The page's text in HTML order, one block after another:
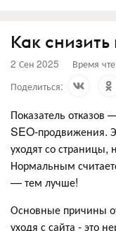
Как снизить
2 Сен 2025 Время
Поделиться:
Показатель
SEO-продвижения.
уходят со страницы,
Нормальным
— тем лучше!
Основные причины
уходя с сайта - это